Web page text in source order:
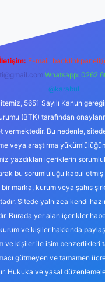
E-mail:
Whatsapp: 0262
@karabul
5651 Sayılı Kanun
(BTK) tarafından
vermektedir. Bu nedenle,
veya araştırma
yazdıkları içeriklerin
bu sorumluluğu kabul etmiş
marka, kurum veya şahıs
Sitede yalnızca kendi
Burada yer alan içerikler
ve kişiler hakkında
ve kişiler ile isim benzerlikleri
gütmeyen ve tamamen
Hukuka ve yasal